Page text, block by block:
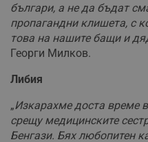
българи, а не да бъдат
пропагандни клишета, с
това на нашите бащи и
Георги Милков.
Либия
„Изкарахме доста време
срещу медицинските
Бенгази. Бях любопитен